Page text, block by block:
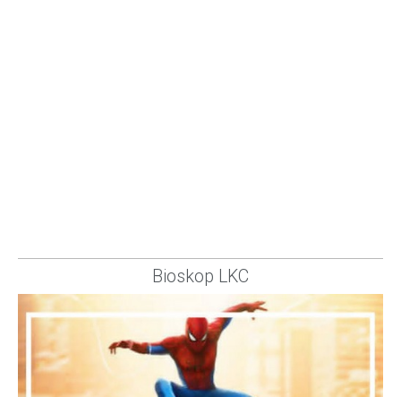
Bioskop LKC